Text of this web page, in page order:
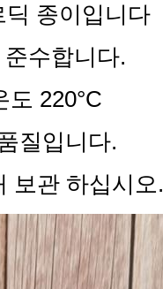
딕 종이입니다
수합니다.
도 220°C
질입니다.
보관 하십시오.